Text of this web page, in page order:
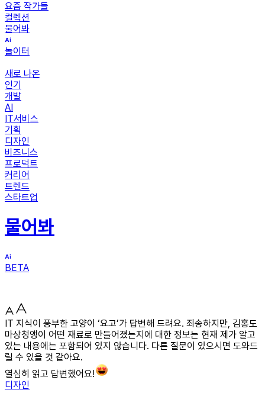
요즘 작가들
컬렉션
물어봐
놀이터
새로 나온
인기
개발
AI
IT서비스
기획
디자인
비즈니스
프로덕트
커리어
트렌드
스타트업
물어봐
BETA
IT 지식이 풍부한 고양이 ‘요고’가 답변해 드려요. 죄송하지만, 김홍도
마상청앵이 어떤 재료로 만들어졌는지에 대한 정보는 현재 제가 알고
있는 내용에는 포함되어 있지 않습니다. 다른 질문이 있으시면 도와드
릴 수 있을 것 같아요.
열심히 읽고 답변했어요!
디자인